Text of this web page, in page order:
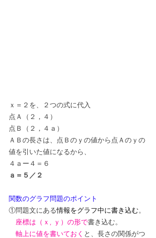
ｘ＝２を、２つの式に代入
点Ａ（２，４）
点Ｂ（２，４ａ）
ＡＢの長さは、点Ｂのｙの値から点Ａのｙの
値を引いた値になるから、
４ａー４＝６
ａ＝５／２
関数のグラフ問題のポイント
①問題文にある情報をグラフ中に書き込む。
座標は（ｘ, ｙ）の形で書き込む。
軸上に値を書いておく と、長さの関係がつ